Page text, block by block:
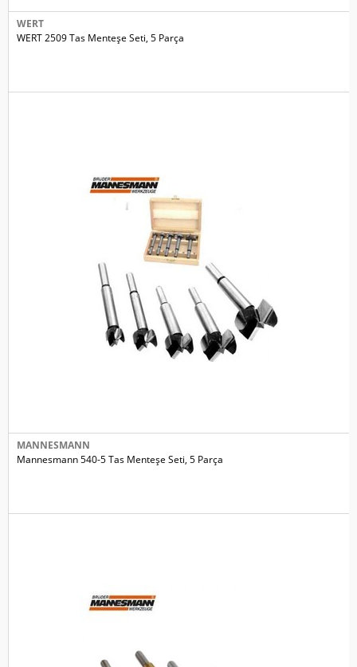
WERT
WERT 2509 Tas Menteşe Seti, 5 Parça
MANNESMANN
Mannesmann 540-5 Tas Menteşe Seti, 5 Parça